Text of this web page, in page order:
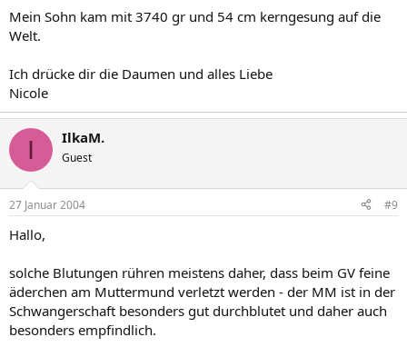
Mein Sohn kam mit 3740 gr und 54 cm kerngesung auf die
Welt.
Ich drücke dir die Daumen und alles Liebe
Nicole
I IlkaM.
Guest
27 Januar 2004 #9
Hallo,
solche Blutungen rühren meistens daher, dass beim GV feine
äderchen am Muttermund verletzt werden - der MM ist in der
Schwangerschaft besonders gut durchblutet und daher auch
besonders empfindlich.